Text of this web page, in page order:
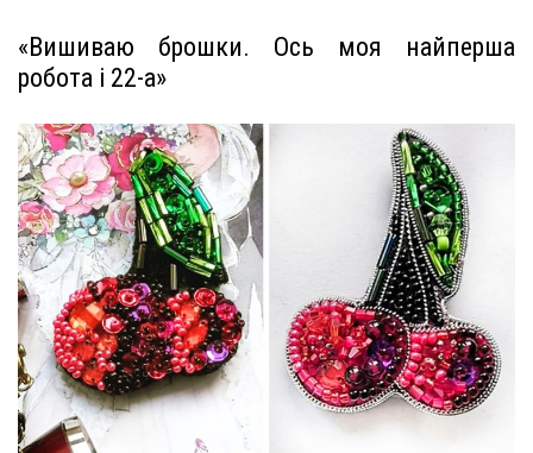
«Вишиваю брошки. Ось моя найперша
робота і 22-а»